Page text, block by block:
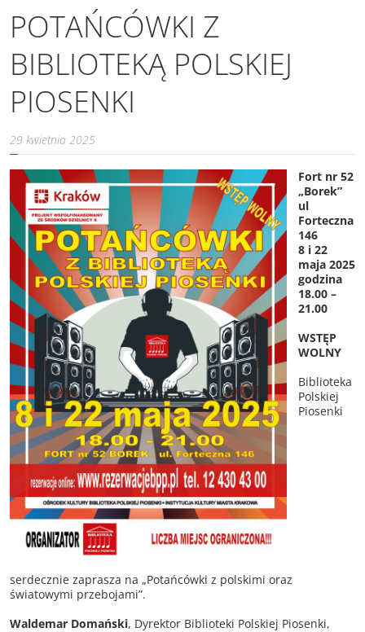
POTAŃCÓWKI Z
BIBLIOTEKĄ POLSKIEJ
PIOSENKI
29 kwietnia 2025
Fort nr 52
„Borek”
ul
Forteczna
146
8 i 22
maja 2025
godzina
18.00 –
21.00
WSTĘP
WOLNY
Biblioteka
Polskiej
Piosenki
serdecznie zaprasza na „Potańcówki z polskimi oraz
światowymi przebojami”.
Waldemar Domański, Dyrektor Biblioteki Polskiej Piosenki,